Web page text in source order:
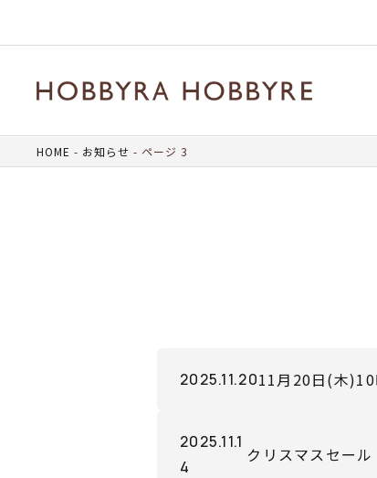
HOME お知らせ ページ 3
2025.11.2011月20日(木)10
2025.11.1
4
クリスマスセー